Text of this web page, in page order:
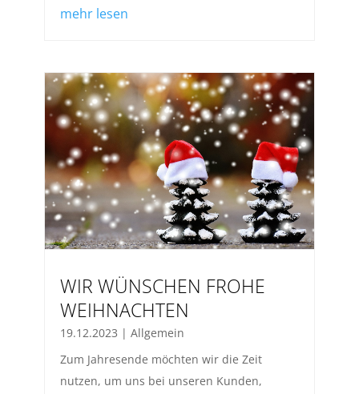
mehr lesen
WIR WÜNSCHEN FROHE
WEIHNACHTEN
19.12.2023 | Allgemein
Zum Jahresende möchten wir die Zeit
nutzen, um uns bei unseren Kunden,